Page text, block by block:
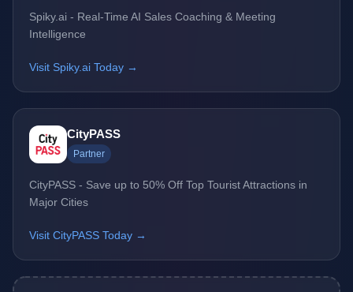
Spiky.ai - Real-Time AI Sales Coaching & Meeting
Intelligence
Visit Spiky.ai Today →
CityPASS
Partner
CityPASS - Save up to 50% Off Top Tourist Attractions in
Major Cities
Visit CityPASS Today →